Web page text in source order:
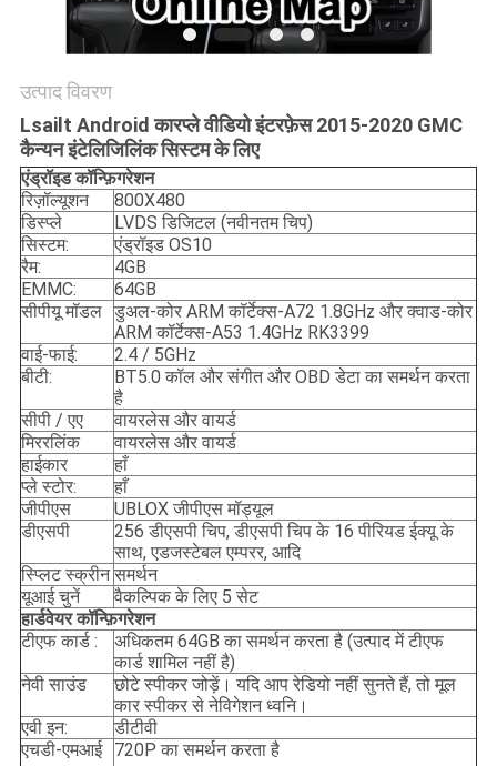
उत्पाद विवरण
Lsailt Android कारप्ले वीडियो इंटरफ़ेस 2015-2020 GMC
कैन्यन इंटेलिजिलिंक सिस्टम के लिए
एंड्रॉइड कॉन्फ़िगरेशन
रिज़ॉल्यूशन
800X480
डिस्प्ले
LVDS डिजिटल (नवीनतम चिप)
सिस्टम:
एंड्रॉइड OS10
रैम:
4GB
EMMC:
64GB
सीपीयू मॉडल डुअल-कोर ARM कॉर्टेक्स-A72 1.8GHz और क्वाड-कोर
ARM कॉर्टेक्स-A53 1.4GHz RK3399
वाई-फाई:
2.4 / 5GHz
बीटी:
BT5.0 कॉल और संगीत और OBD डेटा का समर्थन करता
है
सीपी / एए
वायरलेस और वायर्ड
मिररलिंक
वायरलेस और वायर्ड
हाईकार
हाँ
प्ले स्टोर:
हाँ
जीपीएस
UBLOX जीपीएस मॉड्यूल
डीएसपी
256 डीएसपी चिप, डीएसपी चिप के 16 पीरियड ईक्यू के
साथ, एडजस्टेबल एम्परर, आदि
स्प्लिट स्क्रीन समर्थन
यूआई चुनें
वैकल्पिक के लिए 5 सेट
हार्डवेयर कॉन्फ़िगरेशन
टीएफ कार्ड :
अधिकतम 64GB का समर्थन करता है (उत्पाद में टीएफ
कार्ड शामिल नहीं है)
नेवी साउंड
छोटे स्पीकर जोड़ें। यदि आप रेडियो नहीं सुनते हैं, तो मूल
कार स्पीकर से नेविगेशन ध्वनि।
एवी इन:
डीटीवी
एचडी-एमआई
720P का समर्थन करता है